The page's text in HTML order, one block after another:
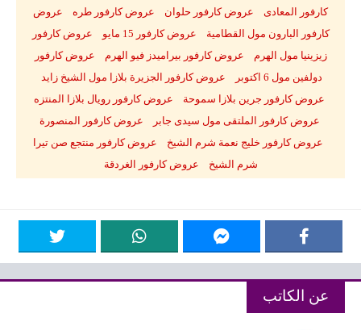
كارفور المعادى عروض كارفور حلوان عروض كارفور طره عروض
كارفور البارون مول القطامية عروض كارفور 15 مايو عروض كارفور
زيزينيا مول الهرم عروض كارفور بيراميدز فيو الهرم عروض كارفور
دولفين مول 6 اكتوبر عروض كارفور الجزيرة بلازا مول الشيخ زايد
عروض كارفور جرين بلازا سموحة عروض كارفور رويال بلازا المنتزه
عروض كارفور الملتقى مول سيدى جابر عروض كارفور المنصورة
عروض كارفور خليج نعمة شرم الشيخ عروض كارفور منتجع صن تيرا
شرم الشيخ عروض كارفور الغردقة
عن الكاتب